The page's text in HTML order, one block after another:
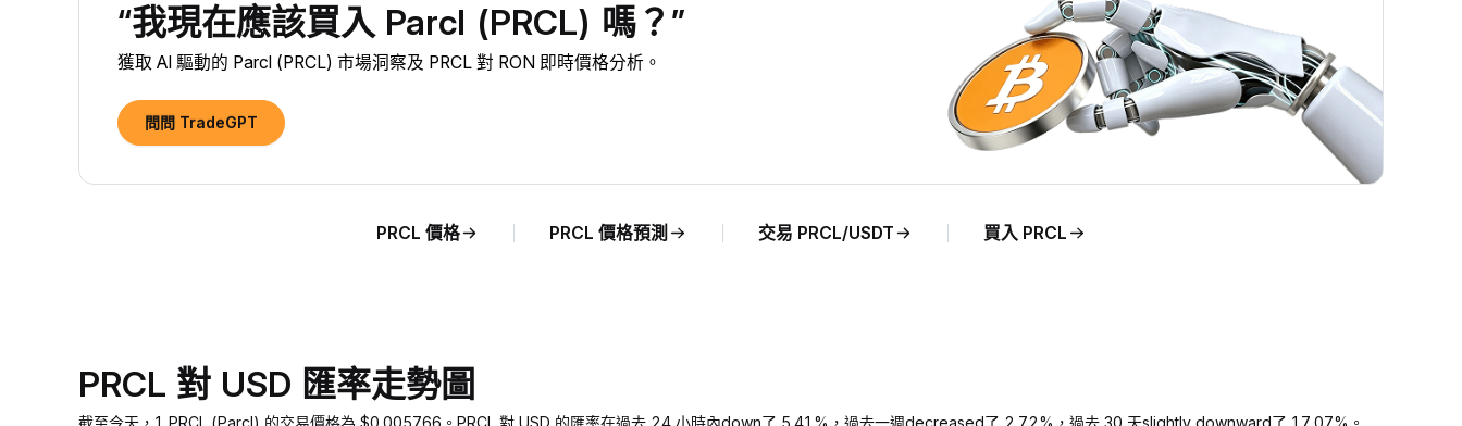
“我現在應該買入 Parcl (PRCL) 嗎？”
獲取 AI 驅動的 Parcl (PRCL) 市場洞察及 PRCL 對 RON 即時價格分析。
問問 TradeGPT
PRCL 價格 PRCL 價格預測 交易 PRCL/USDT 買入 PRCL
PRCL 對 USD 匯率走勢圖
截至今天，1 PRCL (Parcl) 的交易價格為 $0.005766。PRCL 對 USD 的匯率在過去 24 小時內down了 5.41%，過去一週decreased了 2.72%，過去 30 天slightly downward了 17.07%。